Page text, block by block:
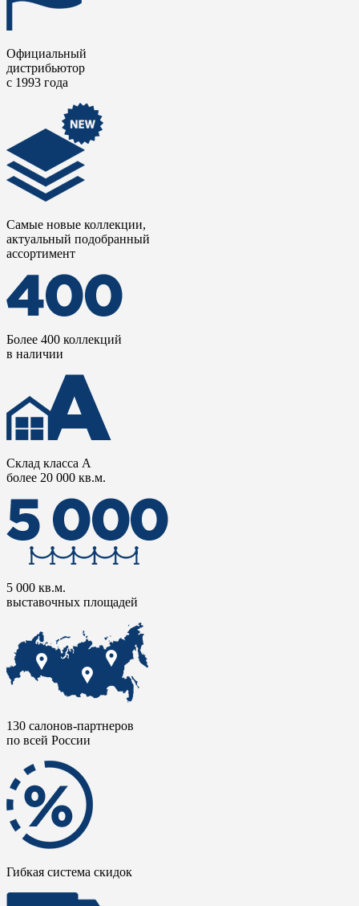
Официальный
дистрибьютор
с 1993 года
Самые новые коллекции,
актуальный подобранный
ассортимент
Более 400 коллекций
в наличии
Склад класса А
более 20 000 кв.м.
5 000 кв.м.
выставочных площадей
130 салонов-партнеров
по всей России
Гибкая система скидок